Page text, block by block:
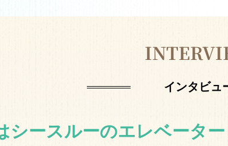
インタビュ
シースルーのエレベータ